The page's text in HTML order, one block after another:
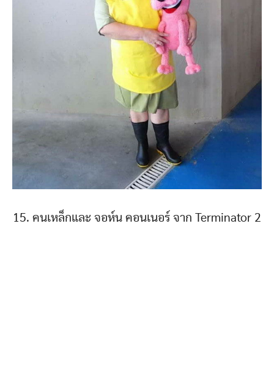
15. คนเหล็กและ จอห์น คอนเนอร์ จาก Terminator 2